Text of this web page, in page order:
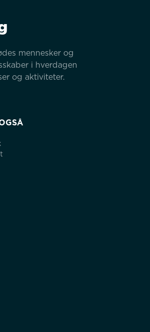
mennesker og
i hverdagen
og aktiviteter.